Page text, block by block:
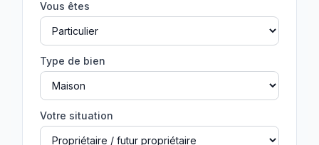
Vous êtes
Type de bien
Votre situation